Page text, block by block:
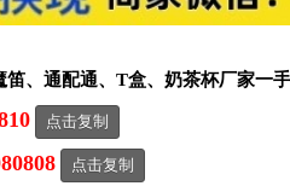
、通配通、T盒、奶茶杯厂家一
点击复制
点击复制